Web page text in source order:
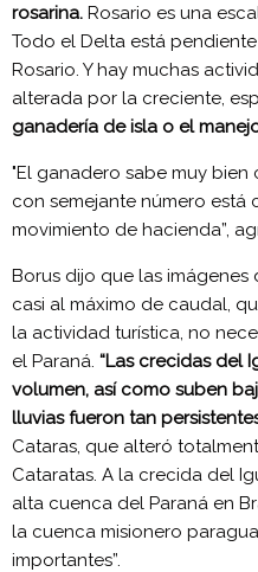
rosarina. Rosario es una
Todo el Delta está
Rosario. Y hay muchas
alterada por la creciente,
ganadería de isla o el
"El ganadero sabe muy
con semejante número está
movimiento de hacienda”,
Borus dijo que las imágenes
casi al máximo de caudal,
la actividad turística, no
el Paraná. “Las crecidas del
volumen, así como suben
lluvias fueron tan
Cataras, que alteró
Cataratas. A la crecida del
alta cuenca del Paraná en
la cuenca misionero
importantes”.